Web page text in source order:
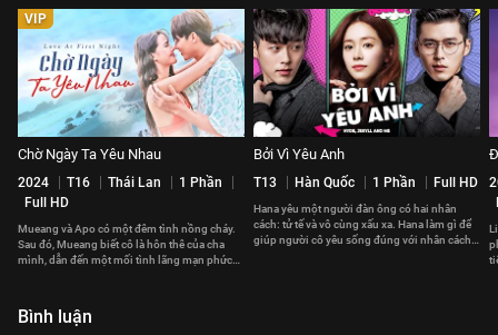
VIP
Chờ Ngày Ta Yêu Nhau
2024 T16 Thái Lan
1 Phần
Full HD
Mueang và Apo có một đêm tình nồng cháy.
Sau đó, Mueang biết cô là hôn thê của cha
mình, dẫn đến một mối tình lãng mạn phức
Bởi Vì Yêu Anh
T13 Hàn Quốc 1 Phần Full HD
Hana yêu một người đàn ông có hai nhân
cách: tử tế và vô cùng xấu xa. Hana làm gì để
giúp người cô yêu sống đúng với nhân cách
Bình luận